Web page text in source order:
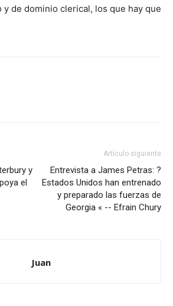
y de dominio clerical, los que hay que
y
el
Artículo siguiente
Entrevista a James Petras: ?
Estados Unidos han entrenado
y preparado las fuerzas de
Georgia « -- Efrain Chury
Juan